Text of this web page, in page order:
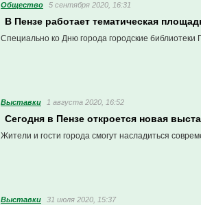
Общество 5 сентября 2020, 16:31
В Пензе работает тематическая
Специально ко Дню города городские
Выставки 1 августа 2020, 16:52
Сегодня в Пензе откроется новая
Жители и гости города смогут насладиться
Выставки 31 июля 2020, 15:37